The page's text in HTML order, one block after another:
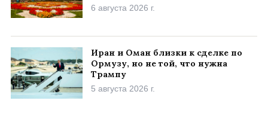
6 августа 2026 г.
Иран и Оман близки к сделке по
Ормузу, но не той, что нужна
Трампу
5 августа 2026 г.